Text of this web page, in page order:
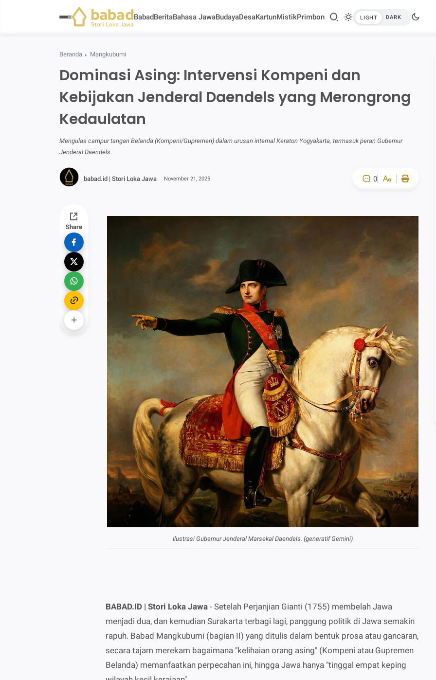
BabadBeritaBahasa JawaBudayaDesaKartunMistikPrimbon
Beranda Mangkubumi
Dominasi Asing: Intervensi Kompeni dan
Kebijakan Jenderal Daendels yang Merongrong
Kedaulatan
Mengulas campur tangan Belanda (Kompeni/Gupremen) dalam urusan internal Keraton Yogyakarta, termasuk peran Gubernur
Jenderal Daendels.
babad.id | Stori Loka Jawa November 21, 2025 0
Share
Ilustrasi Gubernur Jenderal Marsekal Daendels. (generatif Gemini)
BABAD.ID | Stori Loka Jawa - Setelah Perjanjian Gianti (1755) membelah Jawa
menjadi dua, dan kemudian Surakarta terbagi lagi, panggung politik di Jawa semakin
rapuh. Babad Mangkubumi (bagian II) yang ditulis dalam bentuk prosa atau gancaran,
secara tajam merekam bagaimana "kelihaian orang asing" (Kompeni atau Gupremen
Belanda) memanfaatkan perpecahan ini, hingga Jawa hanya "tinggal empat keping